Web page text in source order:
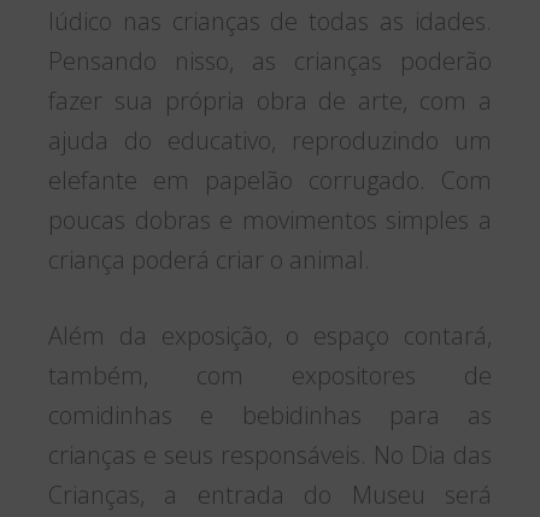
lúdico nas crianças de todas as idades.
Pensando nisso, as crianças poderão
fazer sua própria obra de arte, com a
ajuda do educativo, reproduzindo um
elefante em papelão corrugado. Com
poucas dobras e movimentos simples a
criança poderá criar o animal.
Além da exposição, o espaço contará,
também, com expositores de
comidinhas e bebidinhas para as
crianças e seus responsáveis. No Dia das
Crianças, a entrada do Museu será